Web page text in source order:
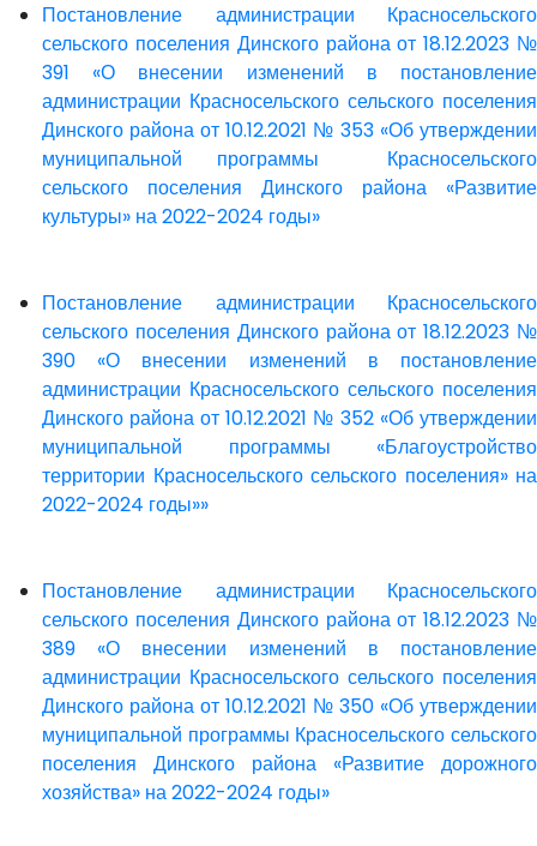
Постановление администрации Красносельского
сельского поселения Динского района от 18.12.2023 №
391 «О внесении изменений в постановление
администрации Красносельского сельского поселения
Динского района от 10.12.2021 № 353 «Об утверждении
муниципальной программы Красносельского
сельского поселения Динского района «Развитие
культуры» на 2022-2024 годы»
Постановление администрации Красносельского
сельского поселения Динского района от 18.12.2023 №
390 «О внесении изменений в постановление
администрации Красносельского сельского поселения
Динского района от 10.12.2021 № 352 «Об утверждении
муниципальной программы «Благоустройство
территории Красносельского сельского поселения» на
2022-2024 годы»»
Постановление администрации Красносельского
сельского поселения Динского района от 18.12.2023 №
389 «О внесении изменений в постановление
администрации Красносельского сельского поселения
Динского района от 10.12.2021 № 350 «Об утверждении
муниципальной программы Красносельского сельского
поселения Динского района «Развитие дорожного
хозяйства» на 2022-2024 годы»